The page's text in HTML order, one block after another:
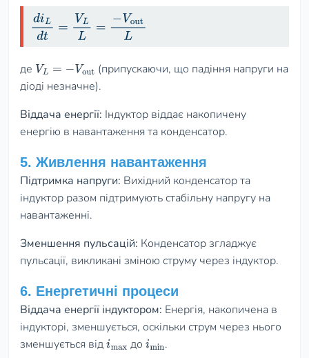
diLd =V LL= −V outL
де VL =− Vout
(припускаючи, що падіння напруги на
діоді незначне).
Віддача енергії: Індуктор віддає накопичену
енергію в навантаження та конденсатор.
5. Живлення навантаження
Підтримка напруги: Вихідний конденсатор та
індуктор разом підтримують стабільну напругу на
навантаженні.
Зменшення пульсацій: Конденсатор згладжує
пульсації, викликані зміною струму через індуктор.
6. Енергетичні процеси
Віддача енергії індуктором: Енергія, накопичена в
індукторі, зменшується, оскільки струм через нього
зменшується відimax до imin.